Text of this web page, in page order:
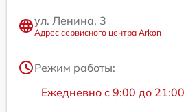
ул. Ленина, 3
Адрес сервисного центра Arkon
Режим работы:
Ежедневно с 9:00 до 21:00